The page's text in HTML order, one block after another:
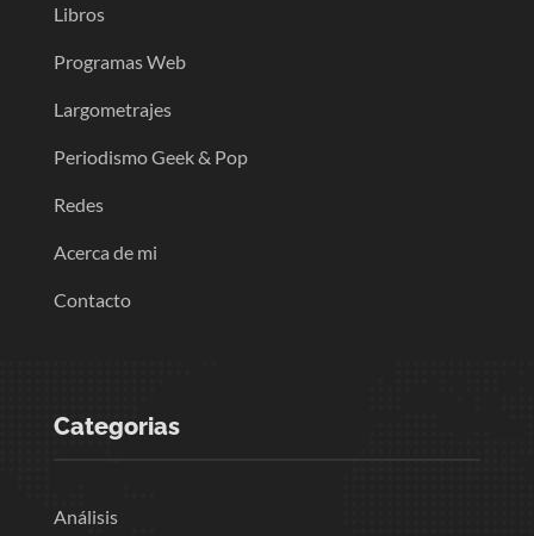
Libros
Programas Web
Largometrajes
Periodismo Geek & Pop
Redes
Acerca de mi
Contacto
Categorias
Análisis